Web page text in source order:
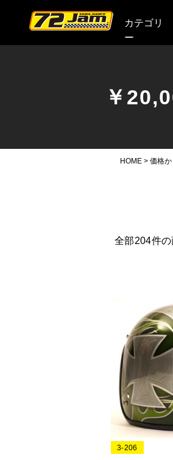
カテゴリ
ー
￥
HOME > 価格
全部204件
3-206